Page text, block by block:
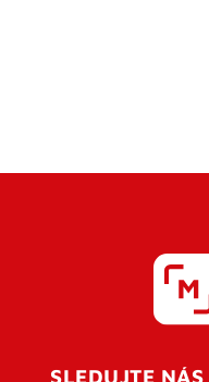
SLEDUJTE